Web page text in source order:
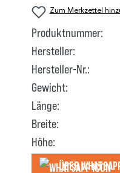
Zum Merkzettel
Produktnummer:
Hersteller:
Hersteller-Nr.:
Gewicht:
Länge:
Breite:
Höhe:
Über